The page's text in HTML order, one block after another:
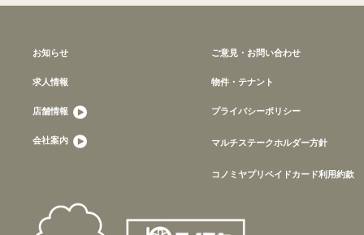
お知らせ
求人情報
店舗情報
会社案内
ご意見・お問い合わせ
物件・テナント
プライバシーポリシー
マルチステークホルダー方針
コノミヤプリペイドカード利用約款